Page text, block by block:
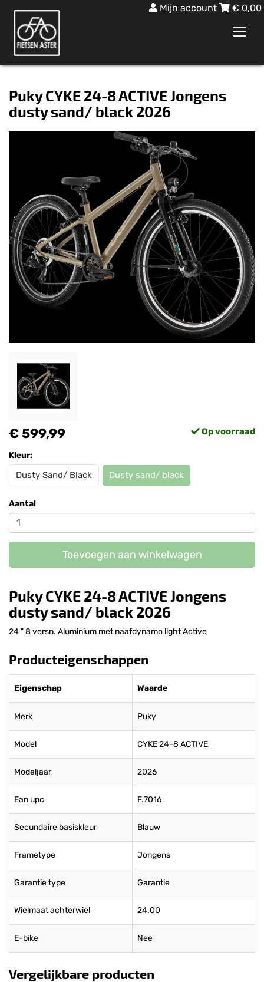
Mijn account € 0,00
Puky CYKE 24-8 ACTIVE Jongens
dusty sand/ black 2026
€ 599,99 Op voorraad
Kleur:
Dusty Sand/ Black Dusty sand/ black
Aantal
Toevoegen aan winkelwagen
Puky CYKE 24-8 ACTIVE Jongens
dusty sand/ black 2026
24 " 8 versn. Aluminium met naafdynamo light Active
Producteigenschappen
Eigenschap Waarde
Merk Puky
Model CYKE 24-8 ACTIVE
Modeljaar 2026
Ean upc F.7016
Secundaire basiskleur Blauw
Frametype Jongens
Garantie type Garantie
Wielmaat achterwiel 24.00
E-bike Nee
Vergelijkbare producten